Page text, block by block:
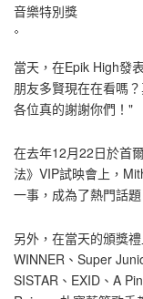
音樂特別獎
當天，在Epik High發
朋友多賢現在在看嗎
各位真的謝謝你們！"
在去年12月22日於首
法》VIP試映會上，
一事，成為了熱門話題
另外，在當天的頒獎
WINNER、Super
SISTAR、EXID、A